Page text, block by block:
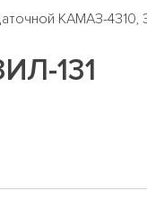
КАМАЗ-4310,
131